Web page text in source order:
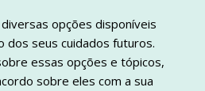
opções disponíveis
dos seus cuidados futuros.
essas opções e tópicos,
sobre eles com a sua